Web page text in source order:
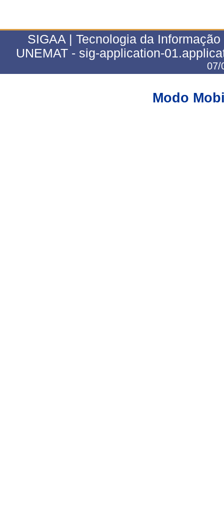
SIGAA | Tecnologia da
UNEMAT - sig-application-
07/
Modo